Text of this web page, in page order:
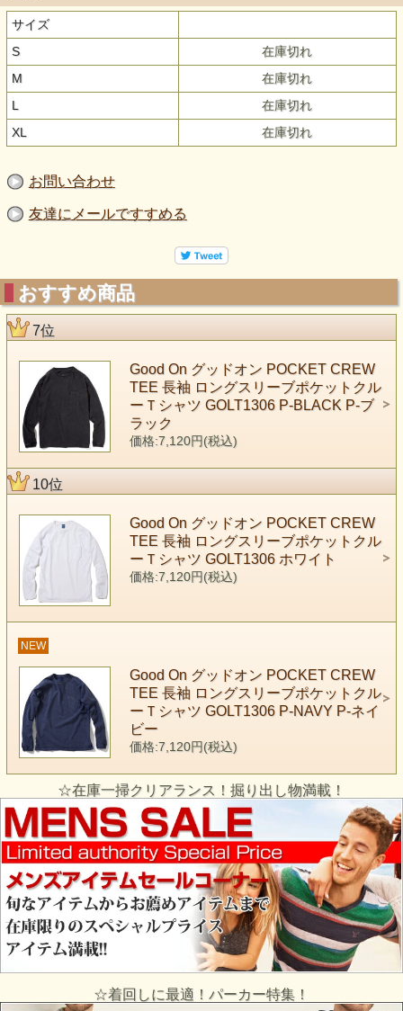
サイズ
S
在庫切れ
M
在庫切れ
L
在庫切れ
XL
在庫切れ
お問い合わせ
友達にメールですすめる
おすすめ商品
7位
Good On グッドオン POCKET CREW
TEE 長袖 ロングスリーブポケットクル
ーＴシャツ GOLT1306 P-BLACK P-ブ
ラック
価格:7,120円(税込)
10位
Good On グッドオン POCKET CREW
TEE 長袖 ロングスリーブポケットクル
ーＴシャツ GOLT1306 ホワイト
価格:7,120円(税込)
NEW
Good On グッドオン POCKET CREW
TEE 長袖 ロングスリーブポケットクル
ーＴシャツ GOLT1306 P-NAVY P-ネイ
ビー
価格:7,120円(税込)
☆在庫一掃クリアランス！掘り出し物満載！
☆着回しに最適！パーカー特集！